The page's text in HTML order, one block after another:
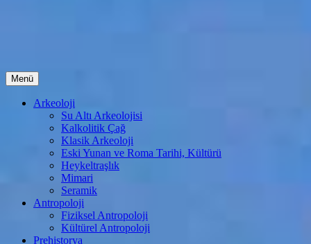
Menü İçeriğe
atla
Arkeoloji
Su Altı Arkeolojisi
Kalkolitik Çağ
Klasik Arkeoloji
Eski Yunan ve Roma Tarihi, Kültürü
Heykeltraşlık
Mimari
Seramik
Antropoloji
Fiziksel Antropoloji
Kültürel Antropoloji
Prehistorya